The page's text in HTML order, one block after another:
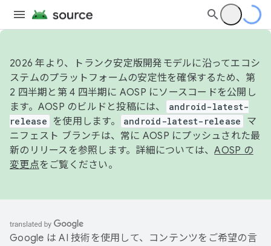
2026 年より、トランク安定版開発モデルに沿ってエコシ
ステムのプラットフォームの安定性を確保するため、第
2 四半期と第 4 四半期に AOSP にソースコードを公開し
ます。AOSP のビルドと投稿には、
android-latest-
release
を使用します。 android-latest-release
マ
ニフェスト ブランチは、常に AOSP にプッシュされた最
新のリリースを参照します。詳細については、AOSP の
変更点をご覧ください。
Google は AI 技術を使用して、コンテンツをご希望の言